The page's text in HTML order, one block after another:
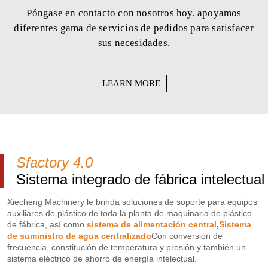
Póngase en contacto con nosotros hoy, apoyamos
diferentes gama de servicios de pedidos para satisfacer
sus necesidades.
LEARN MORE
Sfactory 4.0
Sistema integrado de fábrica intelectual
Xiecheng Machinery le brinda soluciones de soporte para equipos
auxiliares de plástico de toda la planta de maquinaria de plástico
de fábrica, así como. sistema de alimentación central,Sistema
de suministro de agua centralizadoCon conversión de
frecuencia, constitución de temperatura y presión y también un
sistema eléctrico de ahorro de energía intelectual.